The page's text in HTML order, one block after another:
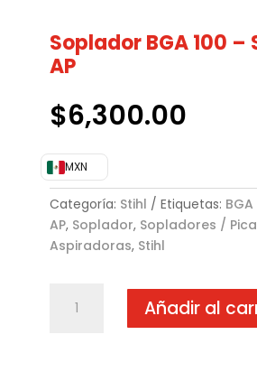
Soplador BGA 100 –
AP
$6,300.00
MXN
Categoría: Stihl Etiquetas: BGA
AP, Soplador, Sopladores /
Aspiradoras, Stihl
Añadir al